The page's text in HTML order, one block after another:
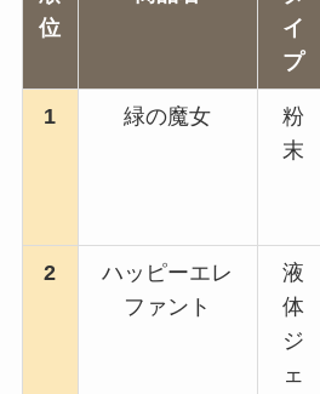
位
イ
プ
1 緑の魔女
粉
末
2
ハッピーエレ
ファント
液
体
ジ
ェ